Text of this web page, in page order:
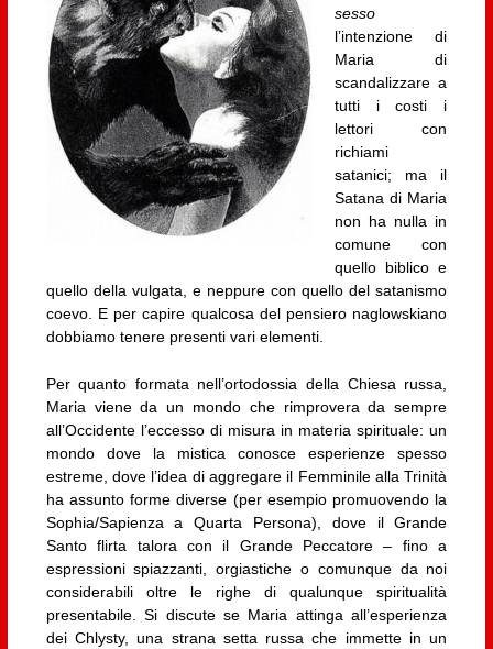
sesso
l’intenzione di
Maria di
scandalizzare a
tutti i costi i
lettori con
richiami
satanici; ma il
Satana di Maria
non ha nulla in
comune con
quello biblico e
quello della vulgata, e neppure con quello del satanismo
coevo. E per capire qualcosa del pensiero naglowskiano
dobbiamo tenere presenti vari elementi.
Per quanto formata nell’ortodossia della Chiesa russa,
Maria viene da un mondo che rimprovera da sempre
all’Occidente l’eccesso di misura in materia spirituale: un
mondo dove la mistica conosce esperienze spesso
estreme, dove l’idea di aggregare il Femminile alla Trinità
ha assunto forme diverse (per esempio promuovendo la
Sophia/Sapienza a Quarta Persona), dove il Grande
Santo flirta talora con il Grande Peccatore – fino a
espressioni spiazzanti, orgiastiche o comunque da noi
considerabili oltre le righe di qualunque spiritualità
presentabile. Si discute se Maria attinga all’esperienza
dei Chlysty, una strana setta russa che immette in un